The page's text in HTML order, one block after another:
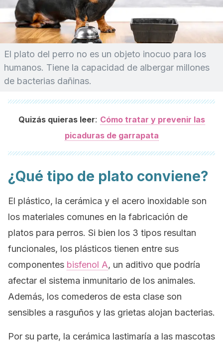
El plato del perro no es un objeto inocuo para los
humanos. Tiene la capacidad de albergar millones
de bacterias dañinas.
Quizás quieras leer: Cómo tratar y prevenir las
picaduras de garrapata
¿Qué tipo de plato conviene?
El plástico, la cerámica y el acero inoxidable son
los materiales comunes en la fabricación de
platos para perros. Si bien los 3 tipos resultan
funcionales, los plásticos tienen entre sus
componentes bisfenol A, un aditivo que podría
afectar el sistema inmunitario de los animales.
Además, los comederos de esta clase son
sensibles a rasguños y las grietas alojan bacterias.
Por su parte, la cerámica lastimaría a las mascotas